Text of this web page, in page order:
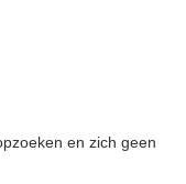
en zich geen